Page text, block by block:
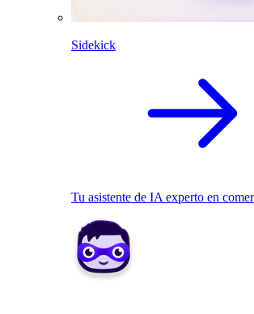
Sidekick
Tu asistente de IA experto en